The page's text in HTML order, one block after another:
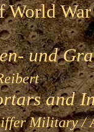
World
und
Reibert
and
Military /